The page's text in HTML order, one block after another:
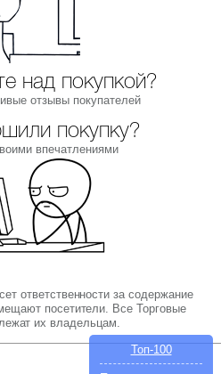
над покупкой?
отзывы покупателей
покупку?
впечатлениями
ответственности за содержание
посетители. Все Торговые
их владельцам.
Топ-100